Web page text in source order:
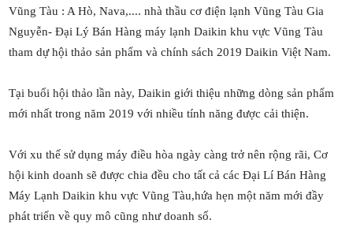
Vũng Tàu : A Hò, Nava,.... nhà thầu cơ điện lạnh Vũng Tàu Gia
Nguyễn- Đại Lý Bán Hàng máy lạnh Daikin khu vực Vũng Tàu
tham dự hội thảo sản phẩm và chính sách 2019 Daikin Việt Nam.
Tại buổi hội thảo lần này, Daikin giới thiệu những dòng sản phẩm
mới nhất trong năm 2019 với nhiều tính năng được cải thiện.
Với xu thế sử dụng máy điều hòa ngày càng trở nên rộng rãi, Cơ
hội kinh doanh sẽ được chia đều cho tất cả các Đại Lí Bán Hàng
Máy Lạnh Daikin khu vực Vũng Tàu,hứa hẹn một năm mới đầy
phát triển về quy mô cũng như doanh số.